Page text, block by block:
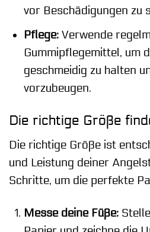
vor Beschädigungen zu
Pflege:Verwende
Gummipflegemittel, um
geschmeidig zu halten
vorzubeugen.
Die richtige Größe
Die richtige Größe ist
und Leistung deiner
Schritte, um die perfekte
Messe deine Füße: